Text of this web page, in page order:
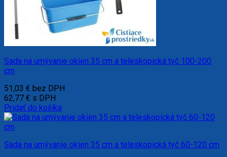
Sada na umývanie okien 35 cm a teleskopická tyč 100-200
cm
51,03 € bez DPH
62,77 € s DPH
Pridať do košíka
Sada na umývanie okien 35 cm a teleskopická tyč 60-120 cm